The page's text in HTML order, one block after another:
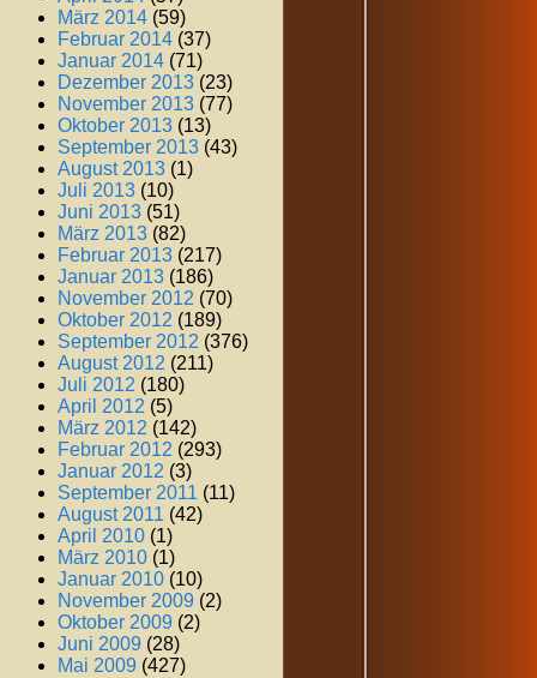
März 2014 (59)
Februar 2014 (37)
Januar 2014 (71)
Dezember 2013 (23)
November 2013 (77)
Oktober 2013 (13)
September 2013 (43)
August 2013 (1)
Juli 2013 (10)
Juni 2013 (51)
März 2013 (82)
Februar 2013 (217)
Januar 2013 (186)
November 2012 (70)
Oktober 2012 (189)
September 2012 (376)
August 2012 (211)
Juli 2012 (180)
April 2012 (5)
März 2012 (142)
Februar 2012 (293)
Januar 2012 (3)
September 2011 (11)
August 2011 (42)
April 2010 (1)
März 2010 (1)
Januar 2010 (10)
November 2009 (2)
Oktober 2009 (2)
Juni 2009 (28)
Mai 2009 (427)